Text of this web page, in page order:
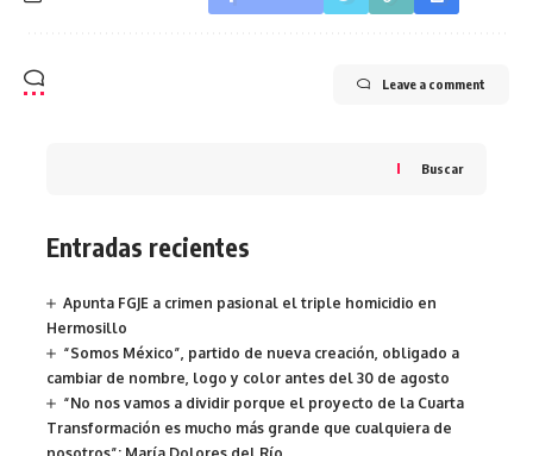
Leave a comment
Buscar
Entradas recientes
Apunta FGJE a crimen pasional el triple homicidio en
Hermosillo
“Somos México”, partido de nueva creación, obligado a
cambiar de nombre, logo y color antes del 30 de agosto
“No nos vamos a dividir porque el proyecto de la Cuarta
Transformación es mucho más grande que cualquiera de